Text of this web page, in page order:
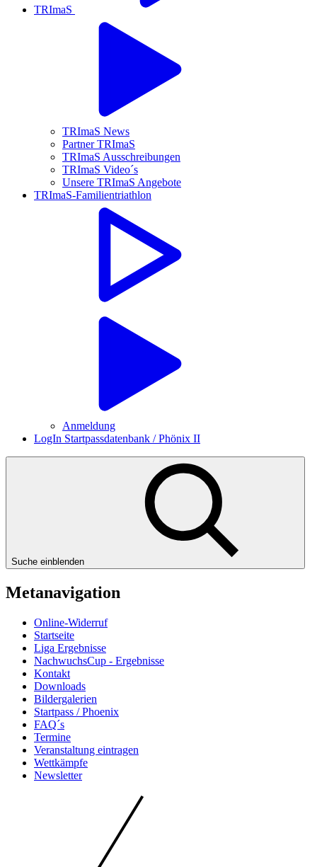
TRImaS
TRImaS News
Partner TRImaS
TRImaS Ausschreibungen
TRImaS Video´s
Unsere TRImaS Angebote
TRImaS-Familientriathlon
Anmeldung
LogIn Startpassdatenbank / Phönix II
Suche einblenden
Metanavigation
Online-Widerruf
Startseite
Liga Ergebnisse
NachwuchsCup - Ergebnisse
Kontakt
Downloads
Bildergalerien
Startpass / Phoenix
FAQ´s
Termine
Veranstaltung eintragen
Wettkämpfe
Newsletter